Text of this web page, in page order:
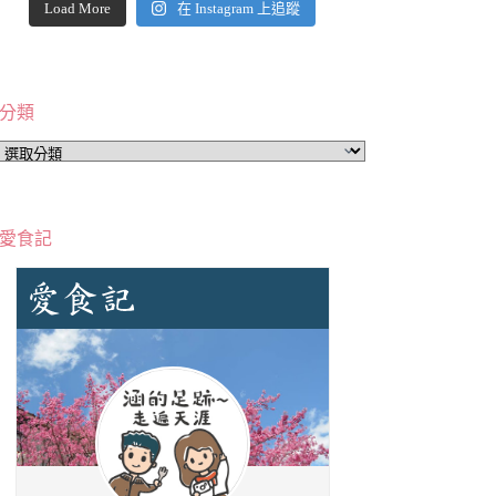
Load More 在 Instagram 上追蹤
類
食記